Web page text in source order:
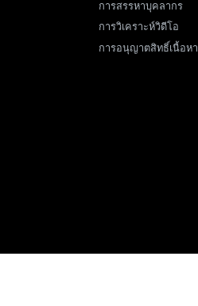
การสรรหาบุคลากร
การวิเคราะห์วิดีโอ
การอนุญาตสิทธิ์เนื้อหา